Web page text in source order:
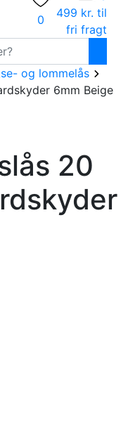
0
499 kr. til
fri fragt
og lommelås
6mm Beige
20